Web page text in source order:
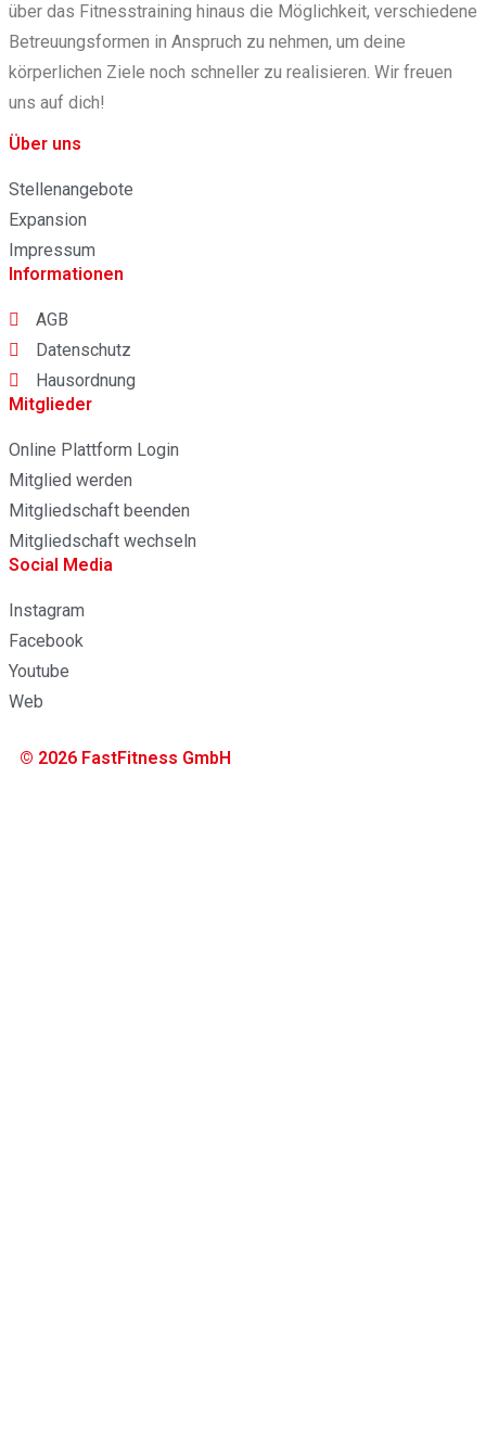
über das Fitnesstraining hinaus die Möglichkeit, verschiedene
Betreuungsformen in Anspruch zu nehmen, um deine
körperlichen Ziele noch schneller zu realisieren. Wir freuen
uns auf dich!
Über uns
Stellenangebote
Expansion
Impressum
Informationen
AGB
Datenschutz
Hausordnung
Mitglieder
Online Plattform Login
Mitglied werden
Mitgliedschaft beenden
Mitgliedschaft wechseln
Social Media
Instagram
Facebook
Youtube
Web
© 2026 FastFitness GmbH